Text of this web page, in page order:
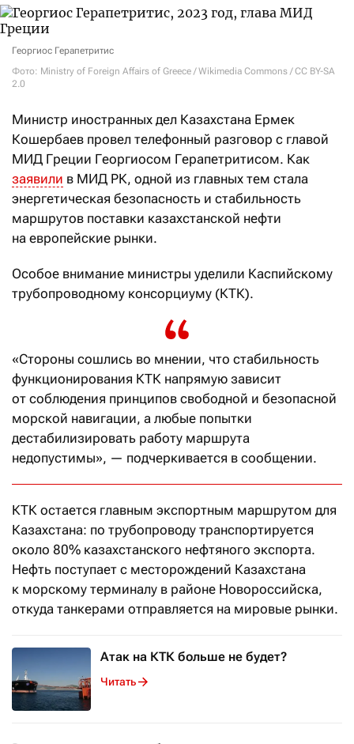
Георгиос Герапетритис
Фото: Ministry of Foreign Affairs of Greece / Wikimedia Commons / CC BY-SA
2.0
Министр иностранных дел Казахстана Ермек
Кошербаев провел телефонный разговор с главой
МИД Греции Георгиосом Герапетритисом. Как
заявили в МИД РК, одной из главных тем стала
энергетическая безопасность и стабильность
маршрутов поставки казахстанской нефти
на европейские рынки.
Особое внимание министры уделили Каспийскому
трубопроводному консорциуму (КТК).
«Стороны сошлись во мнении, что стабильность
функционирования КТК напрямую зависит
от соблюдения принципов свободной и безопасной
морской навигации, а любые попытки
дестабилизировать работу маршрута
недопустимы», — подчеркивается в сообщении.
КТК остается главным экспортным маршрутом для
Казахстана: по трубопроводу транспортируется
около 80% казахстанского нефтяного экспорта.
Нефть поступает с месторождений Казахстана
к морскому терминалу в районе Новороссийска,
откуда танкерами отправляется на мировые рынки.
Атак на КТК больше не будет?
Читать